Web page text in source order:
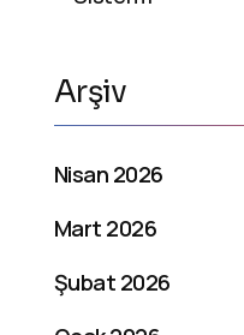
Arşiv
Nisan 2026
Mart 2026
Şubat 2026